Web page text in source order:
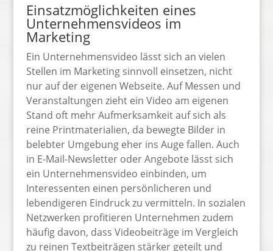
Einsatzmöglichkeiten eines
Unternehmensvideos im
Marketing
Ein Unternehmensvideo lässt sich an vielen
Stellen im Marketing sinnvoll einsetzen, nicht
nur auf der eigenen Webseite. Auf Messen und
Veranstaltungen zieht ein Video am eigenen
Stand oft mehr Aufmerksamkeit auf sich als
reine Printmaterialien, da bewegte Bilder in
belebter Umgebung eher ins Auge fallen. Auch
in E-Mail-Newsletter oder Angebote lässt sich
ein Unternehmensvideo einbinden, um
Interessenten einen persönlicheren und
lebendigeren Eindruck zu vermitteln. In sozialen
Netzwerken profitieren Unternehmen zudem
häufig davon, dass Videobeiträge im Vergleich
zu reinen Textbeiträgen stärker geteilt und